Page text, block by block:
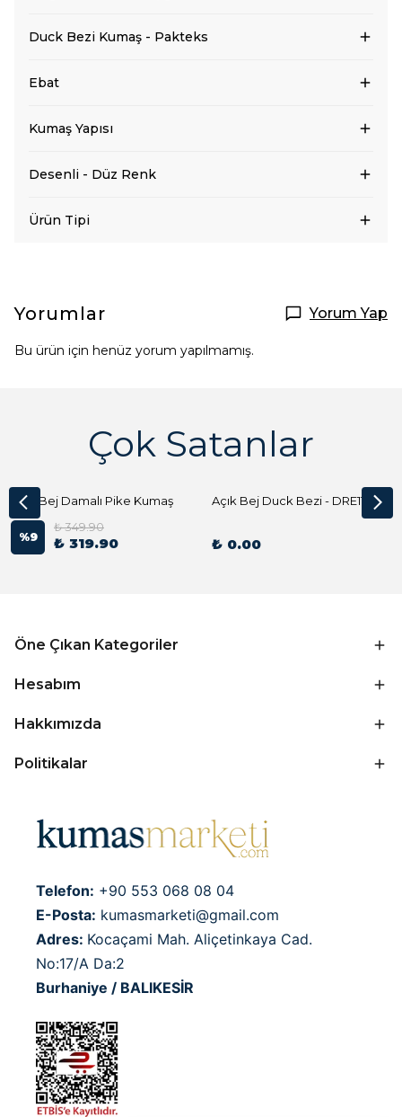
Duck Bezi Kumaş - Pakteks
Ebat
Kumaş Yapısı
Desenli - Düz Renk
Ürün Tipi
Yorumlar Yorum Yap
Bu ürün için henüz yorum yapılmamış.
Çok Satanlar
Açık Bej Damalı Pike Kumaş
%9
₺ 349.90
₺ 319.90
Açık Bej Duck Bezi - DRE1144 Kumaş Peçete
₺ 0.00
Öne Çıkan Kategoriler
Hesabım
Hakkımızda
Politikalar
Telefon: +90 553 068 08 04
E-Posta: kumasmarketi@gmail.com
Adres: Kocaçami Mah. Aliçetinkaya Cad.
No:17/A Da:2
Burhaniye / BALIKESİR